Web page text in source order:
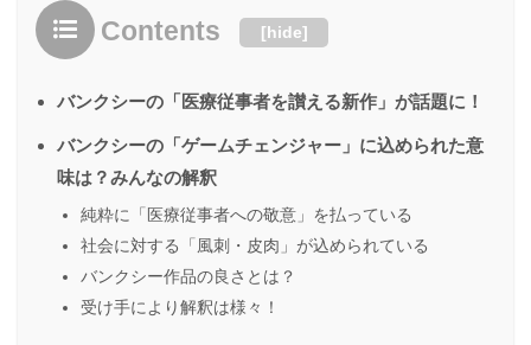
Contents [hide]
バンクシーの「医療従事者を讃える新作」が話題に！
バンクシーの「ゲームチェンジャー」に込められた意
味は？みんなの解釈
純粋に「医療従事者への敬意」を払っている
社会に対する「風刺・皮肉」が込められている
バンクシー作品の良さとは？
受け手により解釈は様々！